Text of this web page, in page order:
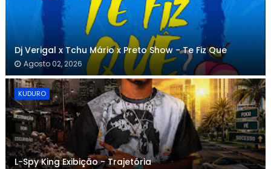
Dj Verigal x Tchu Mário x Preto Show - Te Fiz Que
Agosto 02, 2026
KUDURO
L-Spy King Exibição - Trajetória